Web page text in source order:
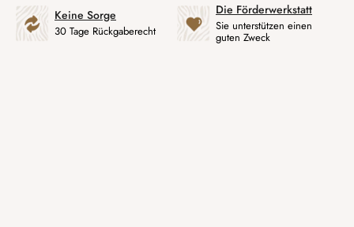
Keine Sorge
30 Tage Rückgaberecht
Die Förderwerkstatt
Sie unterstützen einen
guten Zweck